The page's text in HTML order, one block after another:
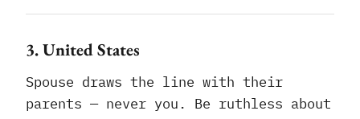
3. United States
Spouse draws the line with their
parents — never you. Be ruthless about